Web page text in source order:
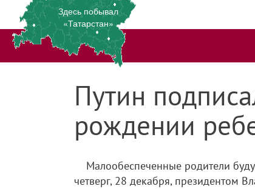
Здесь побывал
«Татарстан»
Путин
рождении
Малообеспеченные родители
четверг, 28 декабря, президентом